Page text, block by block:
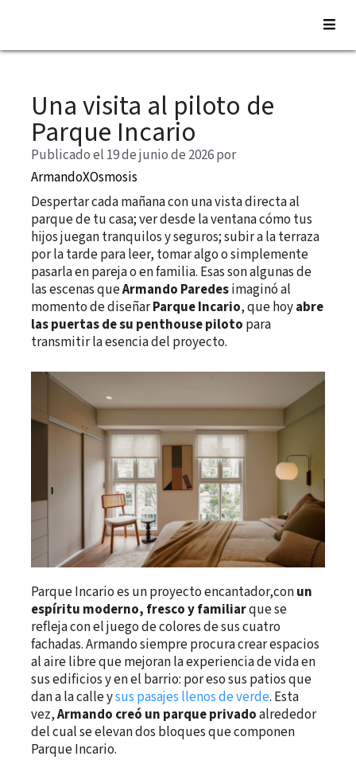
Saltar
contenidoUna visita al piloto de
Parque Incario
Publicado el 19 de junio de 2026por
ArmandoXOsmosis
Despertar cada mañana con una vista directa al
parque de tu casa; ver desde la ventana cómo tus
hijos juegan tranquilos y seguros; subir a la terraza
por la tarde para leer, tomar algo o simplemente
pasarla en pareja o en familia. Esas son algunas de
las escenas queArmando Paredesimaginó al
momento de diseñarParque Incario, que hoyabre
las puertas de su penthouse piloto para
transmitir la esencia del proyecto.
Parque Incario es un proyecto encantador,conun
espíritu moderno, fresco y familiarque se
refleja con el juego de colores de sus cuatro
fachadas. Armando siempre procura crear espacios
al aire libre que mejoran la experiencia de vida en
sus edificios y en el barrio: por eso sus patios que
dan a la calle ysus pasajes llenos de verde. Esta
vez,Armando creó un parque privadoalrededor
del cual se elevan dos bloques que componen
Parque Incario.